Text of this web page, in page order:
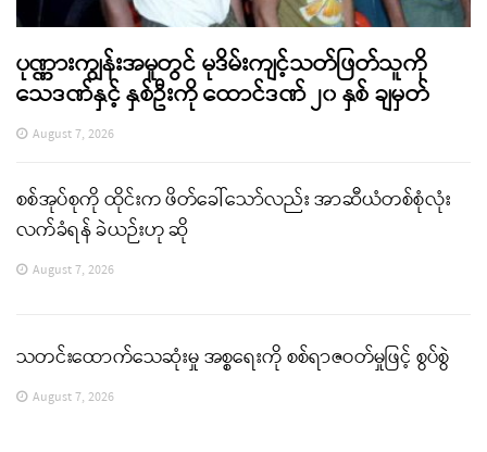
ပုဏ္ဏားကျွန်းအမှုတွင် မုဒိမ်းကျင့်သတ်ဖြတ်သူကို
သေဒဏ်နှင့် နှစ်ဦးကို ထောင်ဒဏ် ၂၀ နှစ် ချမှတ်
August 7, 2026
စစ်အုပ်စုကို ထိုင်းက ဖိတ်ခေါ်သော်လည်း အာဆီယံတစ်စုံလုံး
လက်ခံရန် ခဲယဉ်းဟု ဆို
August 7, 2026
သတင်းထောက်သေဆုံးမှု အစ္စရေးကို စစ်ရာဇဝတ်မှုဖြင့် စွပ်စွဲ
August 7, 2026